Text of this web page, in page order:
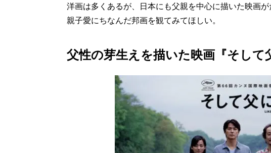
洋画は多くあるが、日本にも父親を中心に描いた映画
親子愛にちなんだ邦画を観てみてほしい。
父性の芽生えを描いた映画『そして